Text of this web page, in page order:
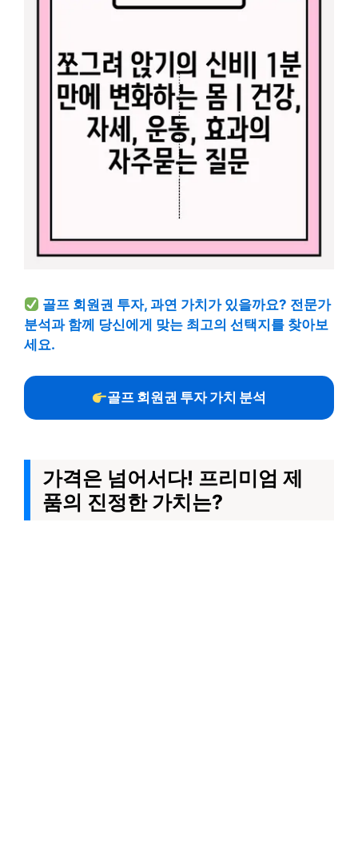
골프 회원권 투자, 과연 가치가 있을까요? 전문가
분석과 함께 당신에게 맞는 최고의 선택지를 찾아보
세요.
골프 회원권 투자 가치 분석
가격은 넘어서다! 프리미엄 제
품의 진정한 가치는?